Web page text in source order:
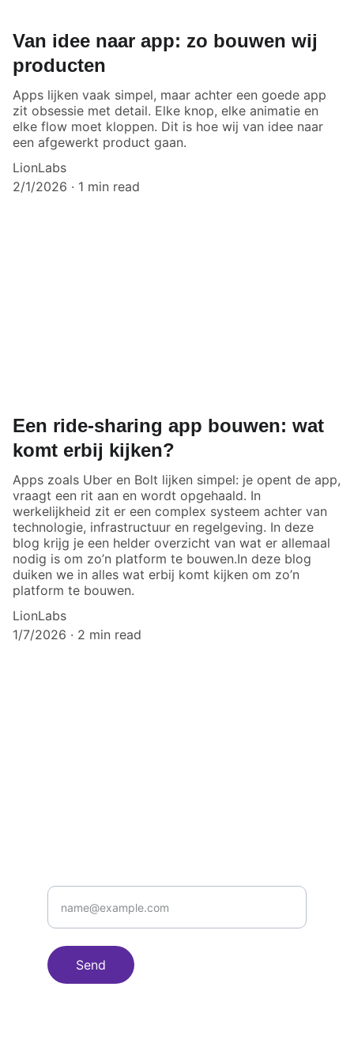
Van idee naar app: zo bouwen wij
producten
Apps lijken vaak simpel, maar achter een goede app
zit obsessie met detail. Elke knop, elke animatie en
elke flow moet kloppen. Dit is hoe wij van idee naar
een afgewerkt product gaan.
LionLabs
2/1/2026
1 min read
Een ride-sharing app bouwen: wat
komt erbij kijken?
Apps zoals Uber en Bolt lijken simpel: je opent de app,
vraagt een rit aan en wordt opgehaald. In
werkelijkheid zit er een complex systeem achter van
technologie, infrastructuur en regelgeving. In deze
blog krijg je een helder overzicht van wat er allemaal
nodig is om zo’n platform te bouwen.In deze blog
duiken we in alles wat erbij komt kijken om zo’n
platform te bouwen.
LionLabs
1/7/2026
2 min read
Send